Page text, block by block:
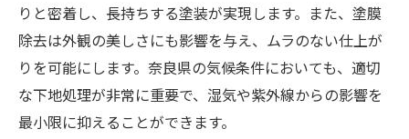
りと密着し、長持ちする塗装が実現します。また、塗膜
除去は外観の美しさにも影響を与え、ムラのない仕上が
りを可能にします。奈良県の気候条件においても、適切
な下地処理が非常に重要で、湿気や紫外線からの影響を
最小限に抑えることができます。